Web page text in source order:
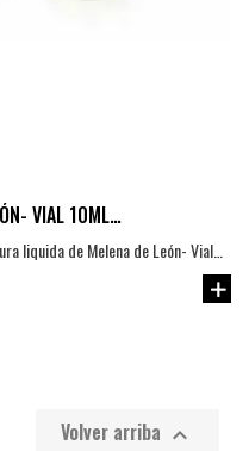
VIAL 10ML
liquida de Melena de León- Vial
Volver arriba 